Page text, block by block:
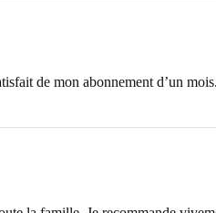
de mon abonnement d’un mois.